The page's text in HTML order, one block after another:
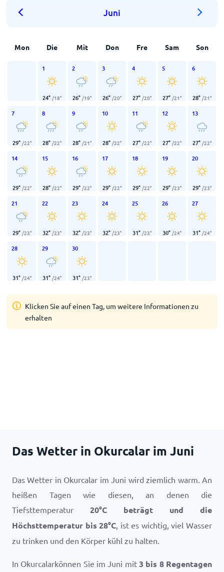
Juni
Mon Die Mit Don Fre Sam Son
1
24° /18°
2
26° /19°
3
26° /20°
4
27° /20°
5
27° /21°
6
28° /21°
7
29° /22°
8
28° /22°
9
28° /21°
10
28° /22°
11
27° /22°
12
27° /22°
13
27° /22°
14
29° /22°
15
28° /22°
16
29° /22°
17
29° /22°
18
29° /22°
19
29° /23°
20
29° /23°
21
29° /23°
22
32° /23°
23
32° /23°
24
32° /23°
25
31° /23°
26
30° /24°
27
31° /24°
28
31° /24°
29
31° /24°
30
31° /23°
Klicken Sie auf einen Tag, um weitere Informationen zu
erhalten
Das Wetter in Okurcalar im Juni
Das Wetter in Okurcalar im Juni wird ziemlich warm. An
heißen Tagen wie diesen, an denen die
Tiefsttemperatur 20°C beträgt und die
Höchsttemperatur bis28°C, ist es wichtig, viel Wasser
zu trinken und den Körper kühl zu halten.
In Okurcalarkönnen Sie im Juni mit 3 bis 8 Regentagen